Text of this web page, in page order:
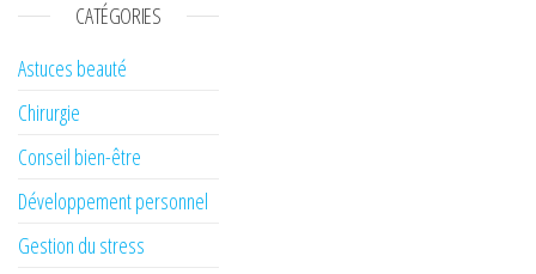
CATÉGORIES
Astuces beauté
Chirurgie
Conseil bien-être
Développement personnel
Gestion du stress